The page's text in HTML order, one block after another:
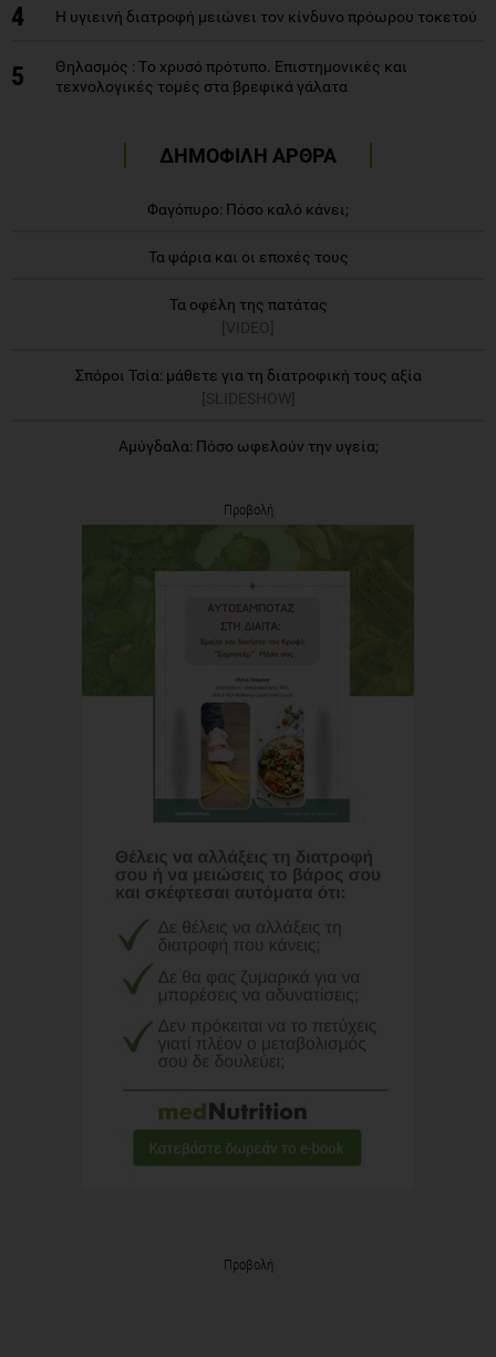
4 H υγιεινή διατροφή μειώνει τον κίνδυνο πρόωρου τοκετού
5
Θηλασμός : Tο χρυσό πρότυπο. Επιστημονικές και
τεχνολογικές τομές στα βρεφικά γάλατα
ΔΗΜΟΦΙΛΗ ΑΡΘΡΑ
Φαγόπυρο: Πόσο καλό κάνει;
Τα ψάρια και οι εποχές τους
Τα οφέλη της πατάτας
[VIDEO]
Σπόροι Τσία: μάθετε για τη διατροφική τους αξία
[SLIDESHOW]
Αμύγδαλα: Πόσο ωφελούν την υγεία;
Προβολή
Προβολή